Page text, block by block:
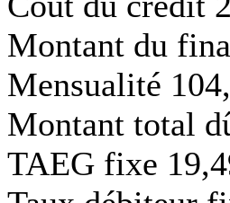
Montant du
Mensualité
Montant total
TAEG fixe